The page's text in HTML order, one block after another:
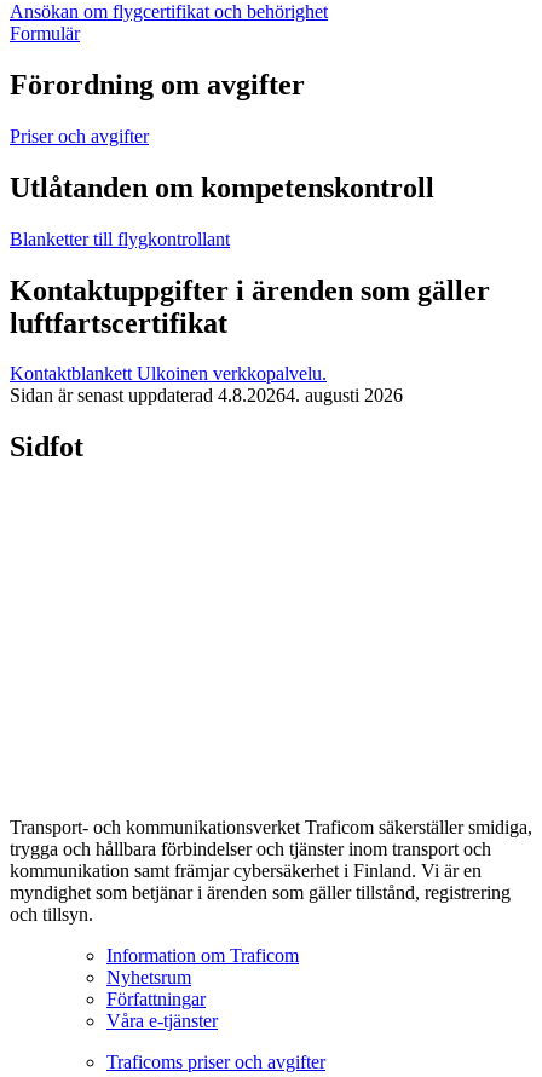
Ansökan om flygcertifikat och behörighet
Formulär
Förordning om avgifter
Priser och avgifter
Utlåtanden om kompetenskontroll
Blanketter till flygkontrollant
Kontaktuppgifter i ärenden som gäller
luftfartscertifikat
Kontaktblankett Ulkoinen verkkopalvelu.
Sidan är senast uppdaterad 4.8.20264. augusti 2026
Sidfot
Transport- och kommunikationsverket Traficom säkerställer smidiga,
trygga och hållbara förbindelser och tjänster inom transport och
kommunikation samt främjar cybersäkerhet i Finland. Vi är en
myndighet som betjänar i ärenden som gäller tillstånd, registrering
och tillsyn.
Information om Traficom
Nyhetsrum
Författningar
Våra e-tjänster
Traficoms priser och avgifter